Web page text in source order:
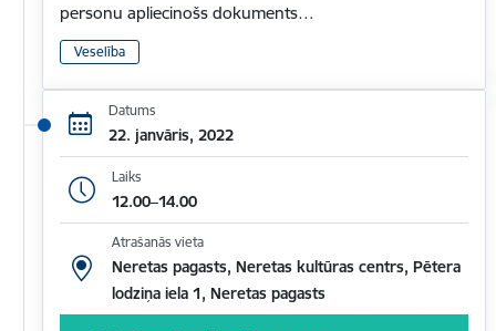
personu apliecinošs dokuments…
Veselība
Datums
22. janvāris, 2022
Laiks
12.00–14.00
Atrašanās vieta
Neretas pagasts, Neretas kultūras centrs, Pētera
lodziņa iela 1, Neretas pagasts